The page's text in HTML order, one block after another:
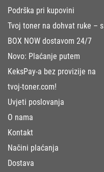
Podrška pri kupovini
Tvoj toner na dohvat ruke – s
BOX NOW dostavom 24/7
Novo: Plaćanje putem
KeksPay-a bez provizije na
tvoj-toner.com!
Uvjeti poslovanja
O nama
Kontakt
Načini plaćanja
Dostava